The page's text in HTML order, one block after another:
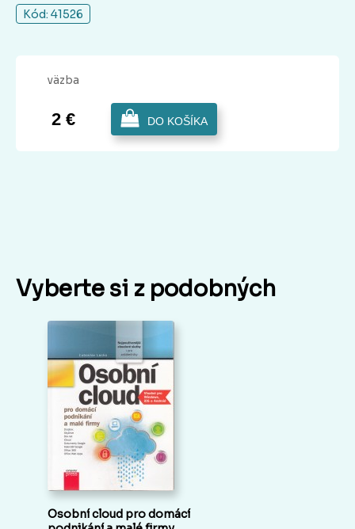
Kód: 41526
väzba
2 € DO KOŠÍKA
Vyberte si z podobných
Osobní cloud pro domácí